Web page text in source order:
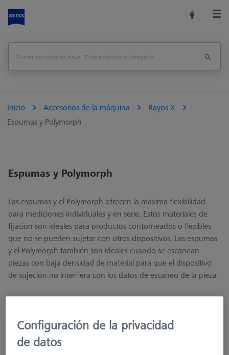
Inicio Accesorios de la máquina
Rayos X
Espumas y Polymorph
Espumas y Polymorph
Las espumas y el Polymorph ofrecen la máxima flexibilidad
para mediciones individuales y en serie. Estos materiales de
fijación son ideales para productos contorneados o flexibles
que no se pueden sujetar con otros dispositivos. Las espumas
y el Polymorph también son ideales cuando se escanean
piezas con baja densidad de material para que el dispositivo
de sujeción no interfiera con los datos de escaneo de la pieza.
OmniFix CT espuma 9.63 kg/m³
Configuración de la privacidad
de datos